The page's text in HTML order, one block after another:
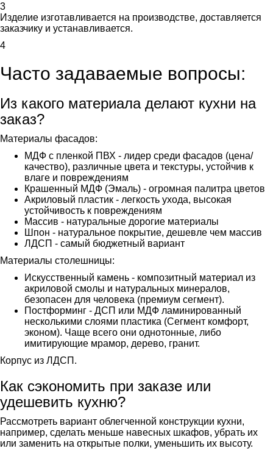
3
Изделие изготавливается на производстве, доставляется
заказчику и устанавливается.
4
Часто задаваемые вопросы:
Из какого материала делают кухни на
заказ?
Материалы фасадов:
МДФ с пленкой ПВХ - лидер среди фасадов (цена/
качество), различные цвета и текстуры, устойчив к
влаге и повреждениям
Крашенный МДФ (Эмаль) - огромная палитра цветов
Акриловый пластик - легкость ухода, высокая
устойчивость к повреждениям
Массив - натуральные дорогие материалы
Шпон - натуральное покрытие, дешевле чем массив
ЛДСП - самый бюджетный вариант
Материалы столешницы:
Искусственный камень - композитный материал из
акриловой смолы и натуральных минералов,
безопасен для человека (премиум сегмент).
Постформинг - ДСП или МДФ ламинированный
несколькими слоями пластика (Сегмент комфорт,
эконом). Чаще всего они однотонные, либо
имитирующие мрамор, дерево, гранит.
Корпус из ЛДСП.
Как сэкономить при заказе или
удешевить кухню?
Рассмотреть вариант облегченной конструкции кухни,
например, сделать меньше навесных шкафов, убрать их
или заменить на открытые полки, уменьшить их высоту.